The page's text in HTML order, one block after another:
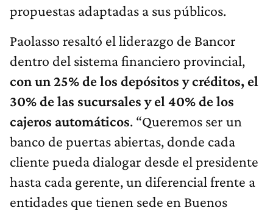
propuestas adaptadas a sus públicos.
Paolasso resaltó el liderazgo de Bancor
dentro del sistema financiero provincial,
con un 25% de los depósitos y créditos, el
30% de las sucursales y el 40% de los
cajeros automáticos. “Queremos ser un
banco de puertas abiertas, donde cada
cliente pueda dialogar desde el presidente
hasta cada gerente, un diferencial frente a
entidades que tienen sede en Buenos